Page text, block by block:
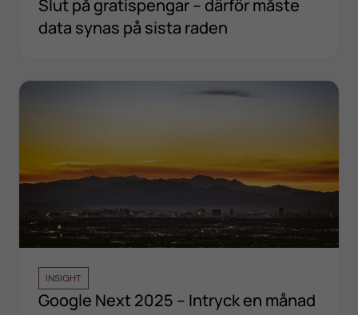
Slut på gratispengar – därför måste
data synas på sista raden
INSIGHT
Google Next 2025 – Intryck en månad